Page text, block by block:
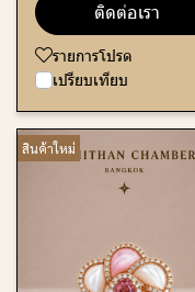
ติดต่อเรา
รายการโปรด
เปรียบเทียบ
สินค้าใหม่